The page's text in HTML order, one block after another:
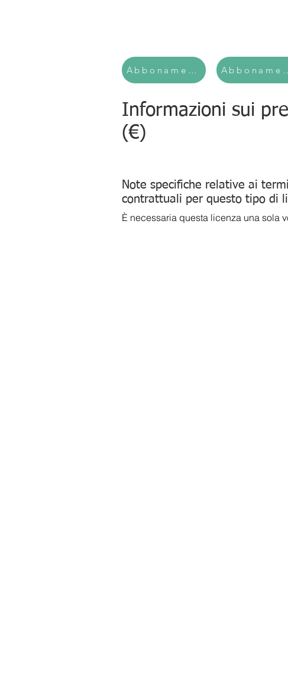
Abbonamento mensile
Informazioni sui
(€)
Note specifiche relative ai
contrattuali per questo tipo di
È necessaria questa licenza una sola